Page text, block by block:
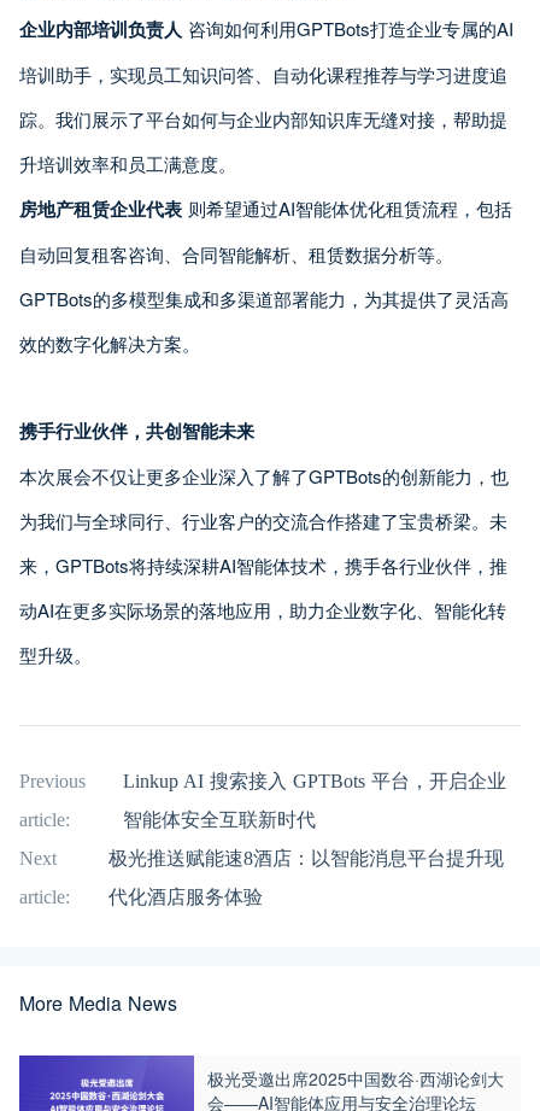
企业内部培训负责人 咨询如何利用GPTBots打造企业专属的AI
培训助手，实现员工知识问答、自动化课程推荐与学习进度追
踪。我们展示了平台如何与企业内部知识库无缝对接，帮助提
升培训效率和员工满意度。
房地产租赁企业代表 则希望通过AI智能体优化租赁流程，包括
自动回复租客咨询、合同智能解析、租赁数据分析等。
GPTBots的多模型集成和多渠道部署能力，为其提供了灵活高
效的数字化解决方案。
携手行业伙伴，共创智能未来
本次展会不仅让更多企业深入了解了GPTBots的创新能力，也
为我们与全球同行、行业客户的交流合作搭建了宝贵桥梁。未
来，GPTBots将持续深耕AI智能体技术，携手各行业伙伴，推
动AI在更多实际场景的落地应用，助力企业数字化、智能化转
型升级。
Previous
article:
Linkup AI 搜索接入 GPTBots 平台，开启企业
智能体安全互联新时代
Next
article:
极光推送赋能速8酒店：以智能消息平台提升现
代化酒店服务体验
More Media News
极光受邀出席2025中国数谷·西湖论剑大
会——AI智能体应用与安全治理论坛